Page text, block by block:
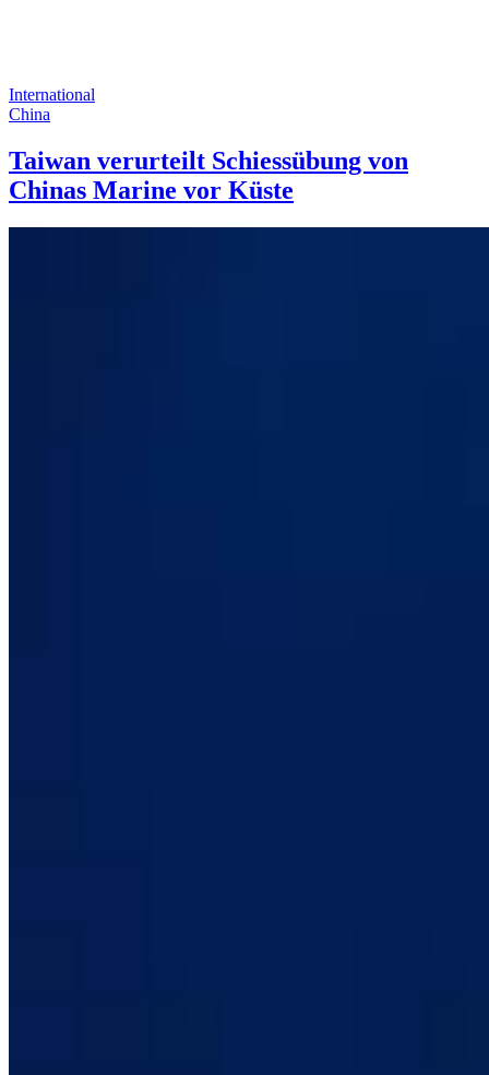
International
China
Taiwan verurteilt Schiessübung von
Chinas Marine vor Küste